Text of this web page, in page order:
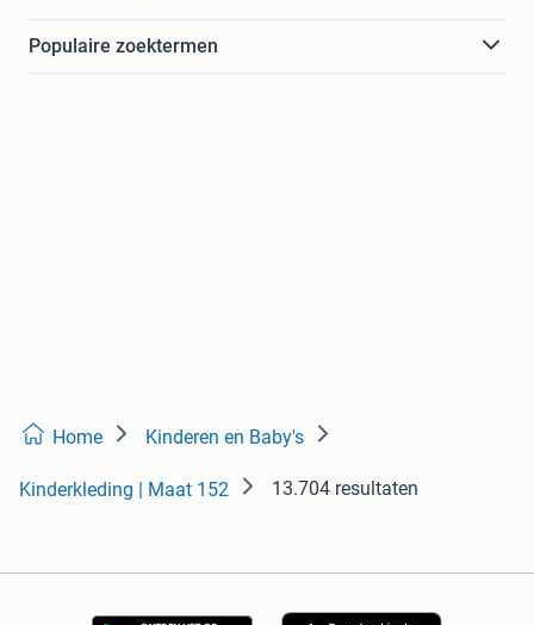
Populaire zoektermen
Home Kinderen en Baby's
Kinderkleding | Maat 152 13.704 resultaten